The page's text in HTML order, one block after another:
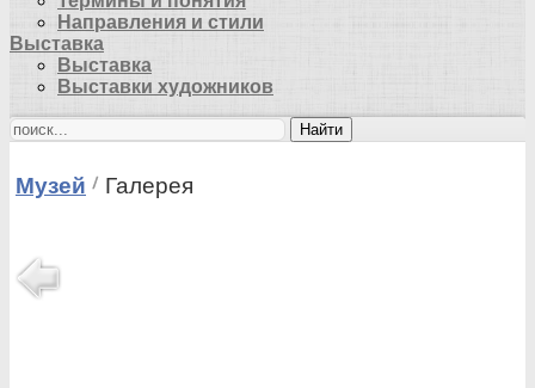
Направления и стили
Выставка
Выставка
Выставки художников
Найти
Музей Галерея